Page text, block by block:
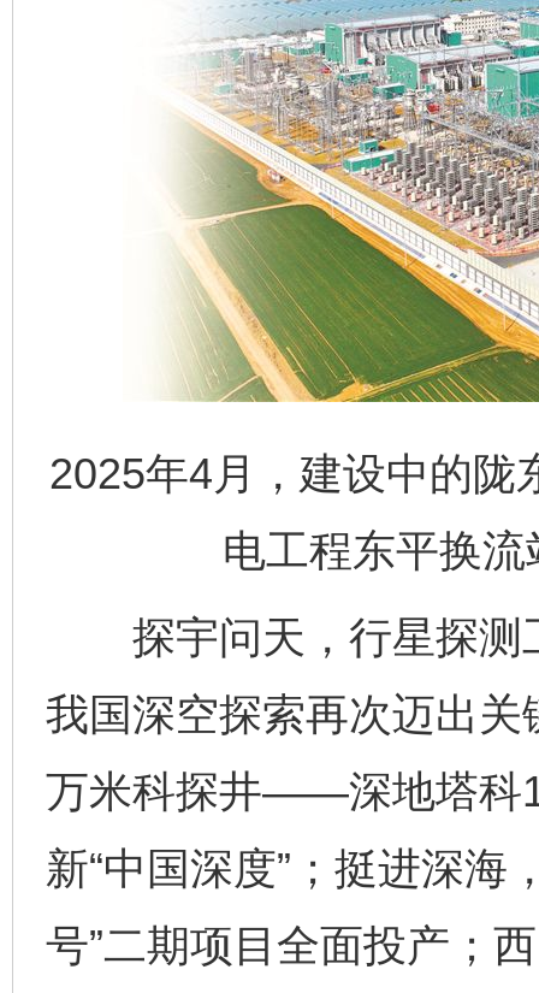
2025年4月，建设中的
电工程东平换
探宇问天，行星探测
我国深空探索再次迈出
万米科探井——深地塔科
新“中国深度”；挺进深海
号”二期项目全面投产；